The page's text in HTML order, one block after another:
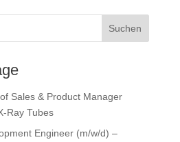
Suchen
Sales & Product Manager
Ray Tubes
Engineer (m/w/d) –